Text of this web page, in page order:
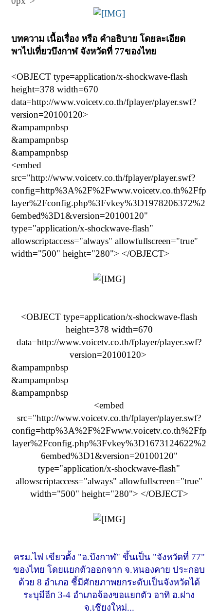
บทความ เนื้อเรื่อง หรือ คำอธิบาย โดยละเอียด
พาไปเที่ยวบึงกาฬ จังหวัดที่ 77ของไทย
<OBJECT type=application/x-shockwave-flash
height=378 width=670
data=http://www.voicetv.co.th/fplayer/player.swf?
version=20100120>
&ampampnbsp
&ampampnbsp
&ampampnbsp
<embed
src="http://www.voicetv.co.th/fplayer/player.swf?
config=http%3A%2F%2Fwww.voicetv.co.th%2Ffp
layer%2Fconfig.php%3Fvkey%3D1978206372%2
6embed%3D1&version=20100120"
type="application/x-shockwave-flash"
allowscriptaccess="always" allowfullscreen="true"
width="500" height="280"> </OBJECT>
<OBJECT type=application/x-shockwave-flash
height=378 width=670
data=http://www.voicetv.co.th/fplayer/player.swf?
version=20100120>
&ampampnbsp
&ampampnbsp
&ampampnbsp
<embed
src="http://www.voicetv.co.th/fplayer/player.swf?
config=http%3A%2F%2Fwww.voicetv.co.th%2Ffp
layer%2Fconfig.php%3Fvkey%3D1673124622%2
6embed%3D1&version=20100120"
type="application/x-shockwave-flash"
allowscriptaccess="always" allowfullscreen="true"
width="500" height="280"> </OBJECT>
ครม.ไฟ เขียวตั้ง "อ.บึงกาฬ" ขึ้นเป็น "จังหวัดที่ 77"
ของไทย โดยแยกตัวออกจาก จ.หนองคาย ประกอบ
ด้วย 8 อำเภอ ชี้มีศักยภาพยกระดับเป็นจังหวัดได้
ระบุมีอีก 3-4 อำเภอจ้องขอแยกตัว อาทิ อ.ฝาง
จ.เชียงใหม่...